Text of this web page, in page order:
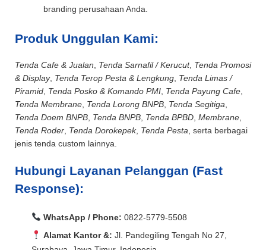
branding perusahaan Anda.
Produk Unggulan Kami:
Tenda Cafe & Jualan Tenda Sarnafil / Kerucut, Tenda Promosi
& Display, Tenda Terop Pesta & Lengkung Tenda Limas /
Piramid Tenda Posko & Komando PMI Tenda Payung Cafe
Tenda Membrane Tenda Lorong BNPB Tenda Segitiga
Tenda Doem BNPB Tenda BNPB Tenda BPBD Membrane
Tenda Roder Tenda Dorokepek, Tenda Pesta , serta berbagai
jenis tenda custom lainnya.
Hubungi Layanan Pelanggan (Fast
Response):
WhatsApp / Phone: 0822-5779-5508
Alamat Kantor &: Jl. Pandegiling Tengah No 27,